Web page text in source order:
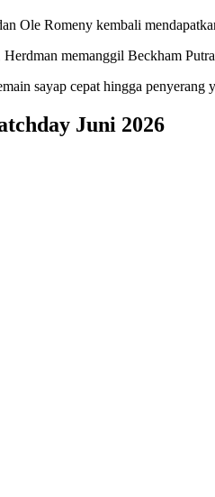
Ole Romeny kembali
memanggil Beckham
sayap cepat hingga penyerang
Juni 2026